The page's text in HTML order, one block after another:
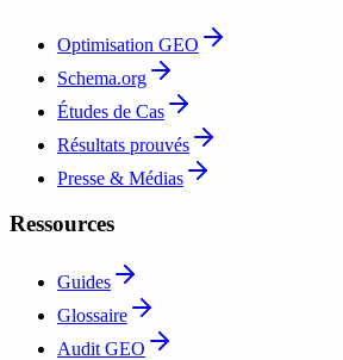
Optimisation GEO
Schema.org
Études de Cas
Résultats prouvés
Presse & Médias
Ressources
Guides
Glossaire
Audit GEO